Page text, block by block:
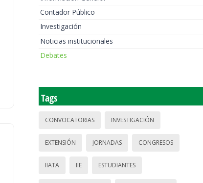
Contador Público
Investigación
Noticias institucionales
Debates
Tags
CONVOCATORIAS INVESTIGACIÓN
EXTENSIÓN JORNADAS CONGRESOS
IIATA IIE ESTUDIANTES